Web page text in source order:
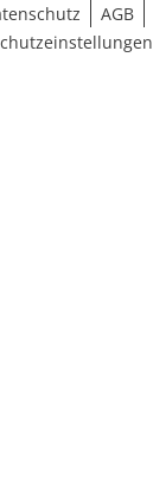
AGB